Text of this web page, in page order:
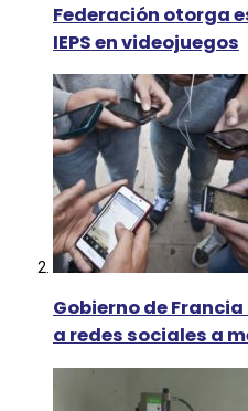
Federación otorga
IEPS en videojuegos
Gobierno de
a redes sociales a